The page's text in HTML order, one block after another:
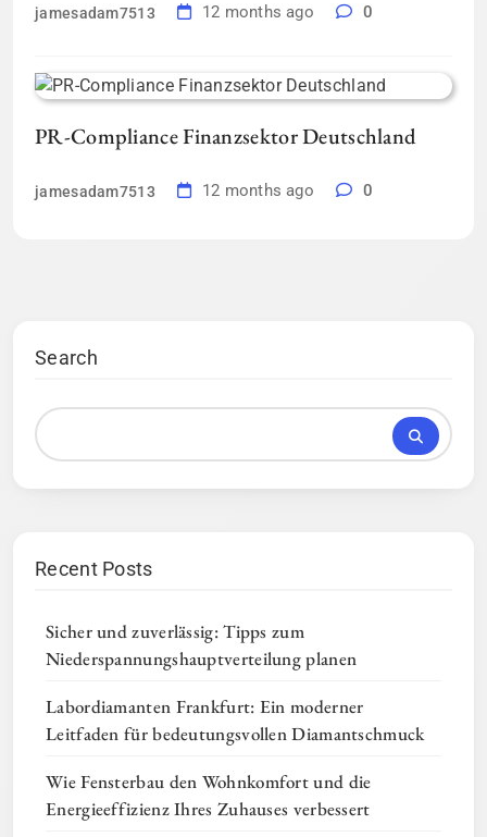
jamesadam7513 12 months ago 0
PR-Compliance Finanzsektor Deutschland
jamesadam7513 12 months ago 0
Search
Recent Posts
Sicher und zuverlässig: Tipps zum
Niederspannungshauptverteilung planen
Labordiamanten Frankfurt: Ein moderner
Leitfaden für bedeutungsvollen Diamantschmuck
Wie Fensterbau den Wohnkomfort und die
Energieeffizienz Ihres Zuhauses verbessert